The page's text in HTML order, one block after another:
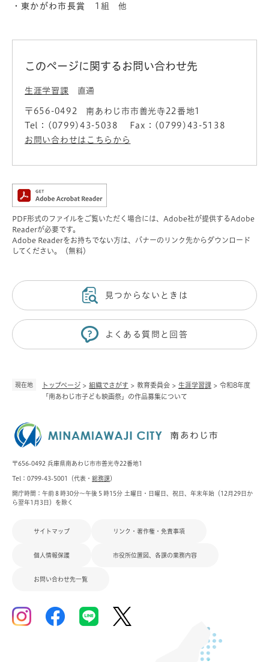
現在地 トップページ > 組織でさがす > 教育委員会 > 生涯学習課 > 令和8年度
「南あわじ市子ども映画祭」の作品募集について
・ 東かがわ市長賞 1組 他
このページに関するお問い合わせ先
生涯学習課 直通
〒656-0492
南あわじ市市善光寺22番地1
Tel：(0799)43-5038
Fax：(0799)43-5138
お問い合わせはこちらから
PDF形式のファイルをご覧いただく場合には、Adobe社が提供するAdobe
Readerが必要です。
Adobe Readerをお持ちでない方は、バナーのリンク先からダウンロード
してください。（無料）
見つからないときは
よくある質問と回答
〒656-0492 兵庫県南あわじ市市善光寺22番地1
Tel：0799-43-5001（代表・ 総務課）
開庁時間：午前８時30分～午後５時15分 土曜日・日曜日、祝日、年末年始（12月29日か
ら翌年1月3日）を除く
サイトマップ リンク・著作権・免責事項
個人情報保護 市役所位置図、各課の業務内容
お問い合わせ先一覧